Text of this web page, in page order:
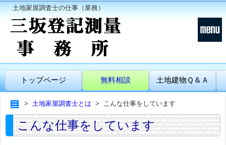
土地家屋調査士の仕事（業務）
トップページ 無料相談 土地建物Ｑ＆Ａ
土地家屋調査士とは こんな仕事をしています
こんな仕事をしています